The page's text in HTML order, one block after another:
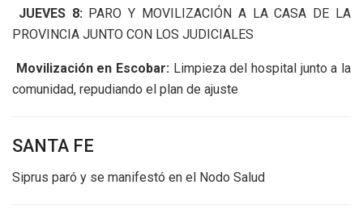
JUEVES 8:PARO Y MOVILIZACIÓN A LA CASA DE LA
PROVINCIA JUNTO CON LOS JUDICIALES
Movilización en Escobar: Limpieza del hospital junto a la
comunidad, repudiando el plan de ajuste
SANTA FE
Siprus paró y se manifestó en el Nodo Salud